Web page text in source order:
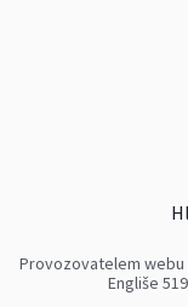
Provozovatelem webu
Engliše